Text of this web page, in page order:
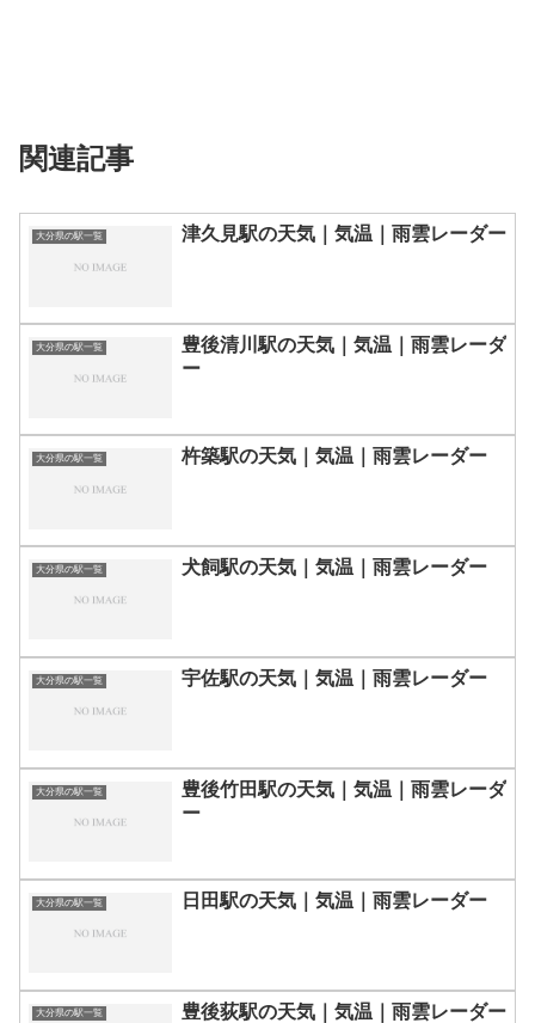
関連記事
大分県の駅一覧 津久見駅の天気｜気温｜雨雲レーダー
大分県の駅一覧
豊後清川駅の天気｜気温｜雨雲レーダ
ー
大分県の駅一覧 杵築駅の天気｜気温｜雨雲レーダー
大分県の駅一覧 犬飼駅の天気｜気温｜雨雲レーダー
大分県の駅一覧 宇佐駅の天気｜気温｜雨雲レーダー
大分県の駅一覧
豊後竹田駅の天気｜気温｜雨雲レーダ
ー
大分県の駅一覧 日田駅の天気｜気温｜雨雲レーダー
大分県の駅一覧 豊後荻駅の天気｜気温｜雨雲レーダー